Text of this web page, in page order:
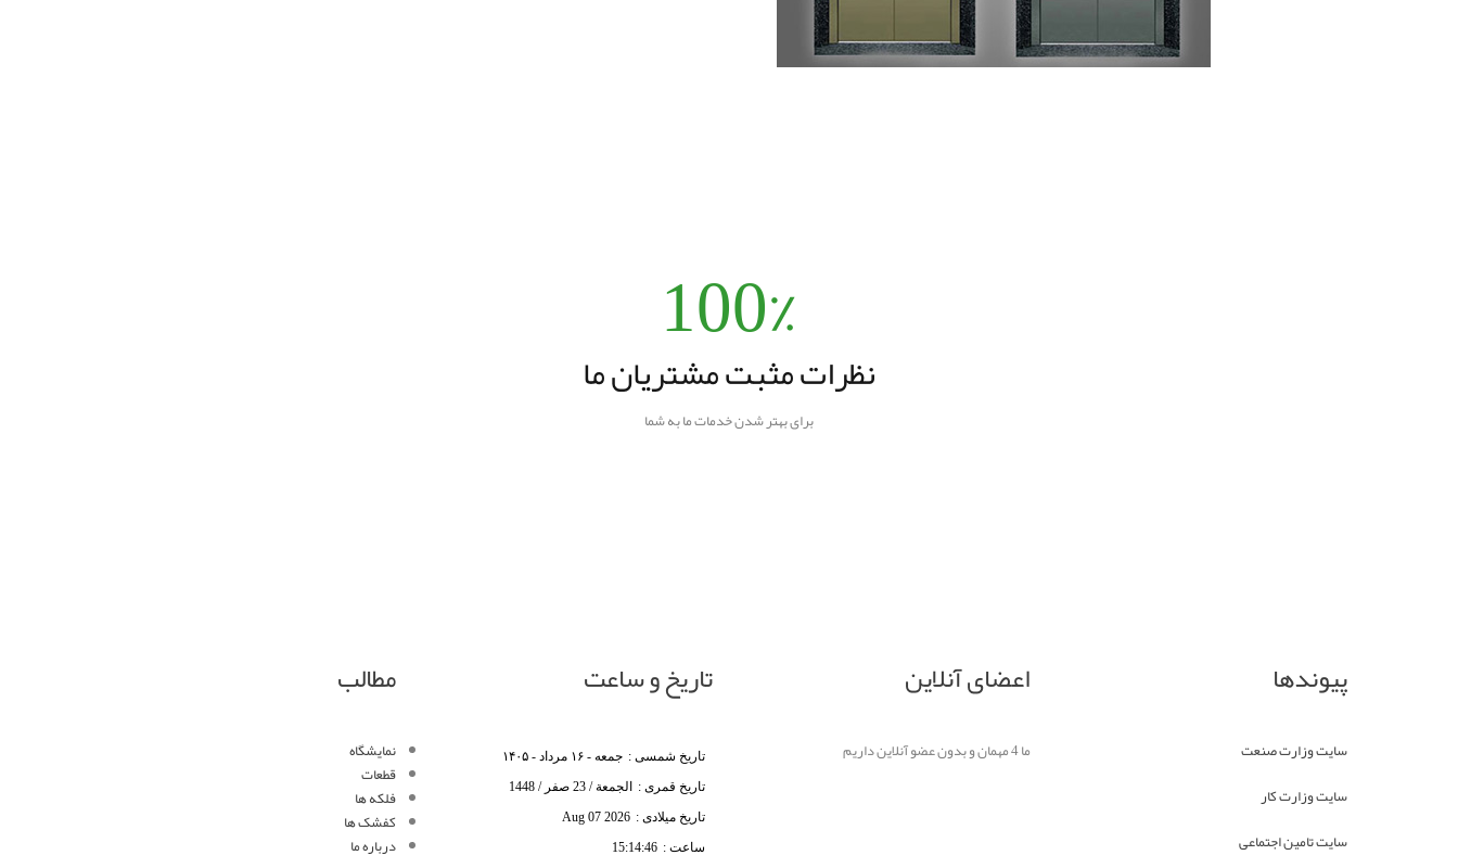
100%
نظرات مثبت مشتریان ما
برای بهتر شدن خدمات ما به شما
مطالب
نمایشگاه
قطعات
فلکه ها
کفشک ها
درباره ما
تاریخ و ساعت
تاریخ شمسی : جمعه - ۱۶ مرداد - ۱۴۰۵
تاریخ قمری :
الجمعة / 23 صفر / 1448
تاریخ میلادی : Aug 07 2026
ساعت : 15:14:46
اعضای آنلاین
ما 4 مهمان و بدون عضو آنلاین داریم
پیوندها
سایت وزارت صنعت
سایت وزارت کار
سایت تامین اجتماعی